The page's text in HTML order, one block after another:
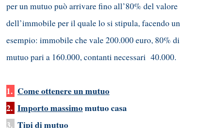
per un mutuo può arrivare fino all’80% del valore
dell’immobile per il quale lo si stipula, facendo un
esempio: immobile che vale 200.000 euro, 80% di
mutuo pari a 160.000, contanti necessari 40.000.
1. Come ottenere un mutuo
2. Importo massimomutuo casa
3. Tipi di mutuo